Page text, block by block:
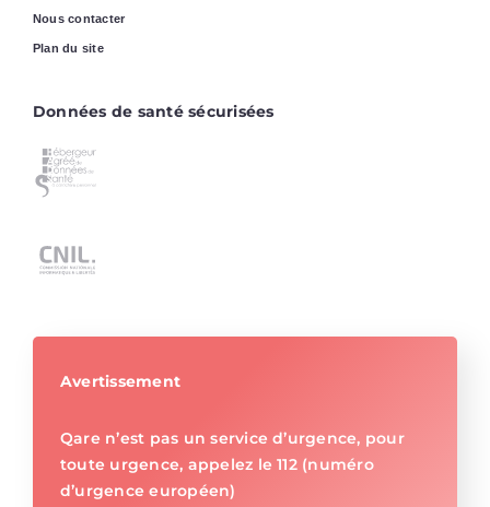
Nous contacter
Plan du site
Données de santé sécurisées
Avertissement
Qare n’est pas un service d’urgence, pour
toute urgence, appelez le 112 (numéro
d’urgence européen)